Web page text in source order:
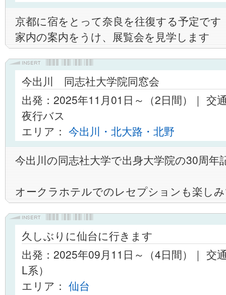
京都に宿をとって奈良を往復する予定です
家内の案内をうけ、展覧会を見学します
今出川 同志社大学院同窓会
出発：2025年11月01日～（2日間）｜ 交
夜行バス
エリア： 今出川・北大路・北野
今出川の同志社大学で出身大学院の30周年
オークラホテルでのレセプションも楽し
久しぶりに仙台に行きます
出発：2025年09月11日～（4日間）｜ 交
L系）
エリア： 仙台